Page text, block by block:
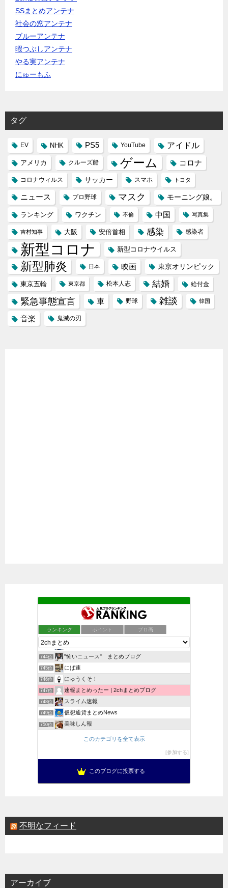
SSまとめアンテナ
社会の窓アンテナ
ブルーアンテナ
暇つぶしアンテナ
やる実アンテナ
にゅーもふ
タグ
EV NHK PS5 YouTube アイドル
アメリカ クルーズ船 ゲーム コロナ
コロナウィルス サッカー スマホ トヨタ
ニュース プロ野球 マスク モーニング娘。
ランキング ワクチン 不倫 中国 写真集
吉村知事 大阪 安倍首相 感染 感染者
新型コロナ 新型コロナウイルス
新型肺炎 日本 映画 東京オリンピック
東京五輪 東京都 松本人志 結婚 給付金
緊急事態宣言 車 野球 雑談 韓国
音楽 鬼滅の刃
ランキング ポイント ブロ画
おすすめトレンド
742位 NIN-GAME速報
743位 Celebrity diary
744位 "怖いニュース" まとめブログ
745位 にぱ速
746位 にゅうくそ！
747位 速報まとめったー | 2chまとめブログ
748位 スライム速報
749位 仮想通貨まとめNews
750位 美味しん報
きなこの徒然紀行
このカテゴリを全て表示
参加する
このブログに投票する
不明なフィード
アーカイブ